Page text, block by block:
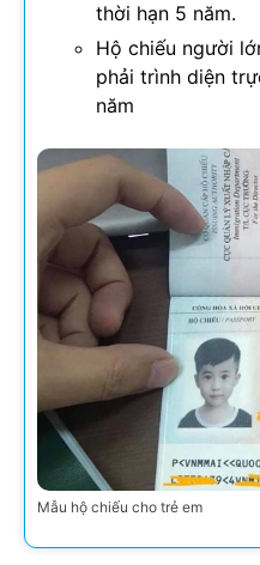
thời hạn 5 năm.
Hộ chiếu người
phải trình diện
năm
Mẫu hộ chiếu cho trẻ em